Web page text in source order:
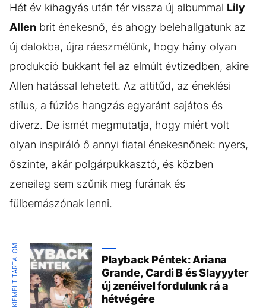
Hét év kihagyás után tér vissza új albummal Lily
Allen brit énekesnő, és ahogy belehallgatunk az
új dalokba, újra ráeszmélünk, hogy hány olyan
produkció bukkant fel az elmúlt évtizedben, akire
Allen hatással lehetett. Az attitűd, az éneklési
stílus, a fúziós hangzás egyaránt sajátos és
diverz. De ismét megmutatja, hogy miért volt
olyan inspiráló ő annyi fiatal énekesnőnek: nyers,
őszinte, akár polgárpukkasztó, és közben
zeneileg sem szűnik meg furának és
fülbemászónak lenni.
KIEMELT TARTALOM
Playback Péntek: Ariana
Grande, Cardi B és Slayyyter
új zenéivel fordulunk rá a
hétvégére